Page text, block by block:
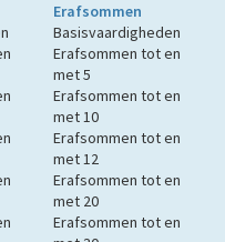
Erafsommen
Basisvaardigheden
Erafsommen tot en
met 5
Erafsommen tot en
met 10
Erafsommen tot en
met 12
Erafsommen tot en
met 20
Erafsommen tot en